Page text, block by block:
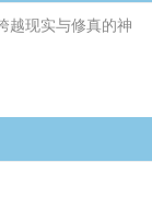
越现实与修真的神